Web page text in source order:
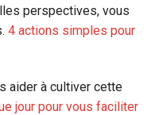
perspectives, vous
4 actions simples pour
aider à cultiver cette
jour pour vous faciliter